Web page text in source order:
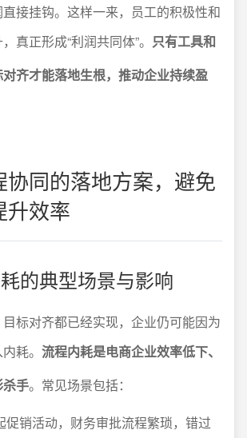
接挂钩。这样一来，员工的积极性和
真正形成“利润共同体”。 只有工具和
齐才能落地生根，推动企业持续盈
协同的落地方案，避免
升效率
的典型场景与影响
标对齐都已经实现，企业仍可能因为
耗。 流程内耗是电商企业效率低下、
手。常见场景包括：
促销活动，财务审批流程繁琐，错过